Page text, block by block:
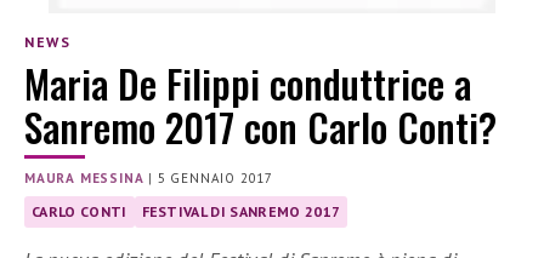
NEWS
Maria De Filippi conduttrice a
Sanremo 2017 con Carlo Conti?
MAURA MESSINA | 5 GENNAIO 2017
CARLO CONTI FESTIVAL DI SANREMO 2017